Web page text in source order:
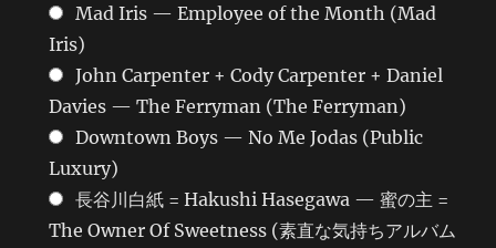
Mad Iris — Employee of the Month (Mad
Iris)
John Carpenter + Cody Carpenter + Daniel
Davies — The Ferryman (The Ferryman)
Downtown Boys — No Me Jodas (Public
Luxury)
長谷川白紙 = Hakushi Hasegawa — 蜜の主 =
The Owner Of Sweetness (素直な気持ちアルバム